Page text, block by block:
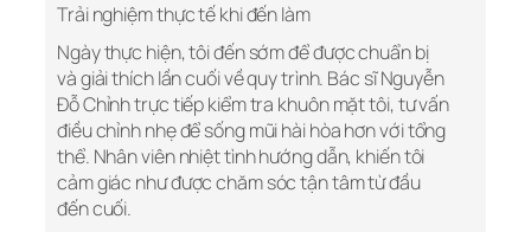
Trải nghiệm thực tế khi đến làm
Ngày thực hiện, tôi đến sớm để được chuẩn bị
và giải thích lần cuối về quy trình. Bác sĩ Nguyễn
Đỗ Chỉnh trực tiếp kiểm tra khuôn mặt tôi, tư vấn
điều chỉnh nhẹ để sống mũi hài hòa hơn với tổng
thể. Nhân viên nhiệt tình hướng dẫn, khiến tôi
cảm giác như được chăm sóc tận tâm từ đầu
đến cuối.